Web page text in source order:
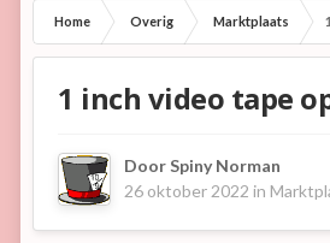
Home Overig Marktplaats
1 inch video tape
DoorSpiny Norman
26 oktober 2022 in